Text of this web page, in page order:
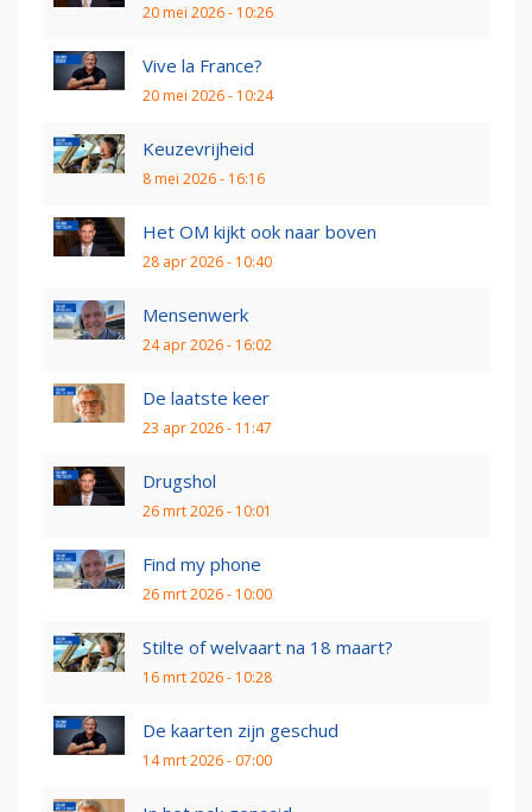
20 mei 2026 - 10:26
Vive la France?
20 mei 2026 - 10:24
Keuzevrijheid
8 mei 2026 - 16:16
Het OM kijkt ook naar boven
28 apr 2026 - 10:40
Mensenwerk
24 apr 2026 - 16:02
De laatste keer
23 apr 2026 - 11:47
Drugshol
26 mrt 2026 - 10:01
Find my phone
26 mrt 2026 - 10:00
Stilte of welvaart na 18 maart?
16 mrt 2026 - 10:28
De kaarten zijn geschud
14 mrt 2026 - 07:00